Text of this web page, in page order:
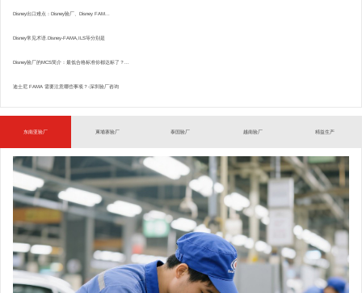
Disney出口难点：Disney验厂、Disney FAM...
Disney常见术语.Disney-FAMA,ILS等分别是
Disney验厂的MCS简介：最低合格标准你都达标了？...
迪士尼 FAMA 需要注意哪些事项？-深圳验厂咨询
东南亚验厂 柬埔寨验厂 泰国验厂 越南验厂 精益生产